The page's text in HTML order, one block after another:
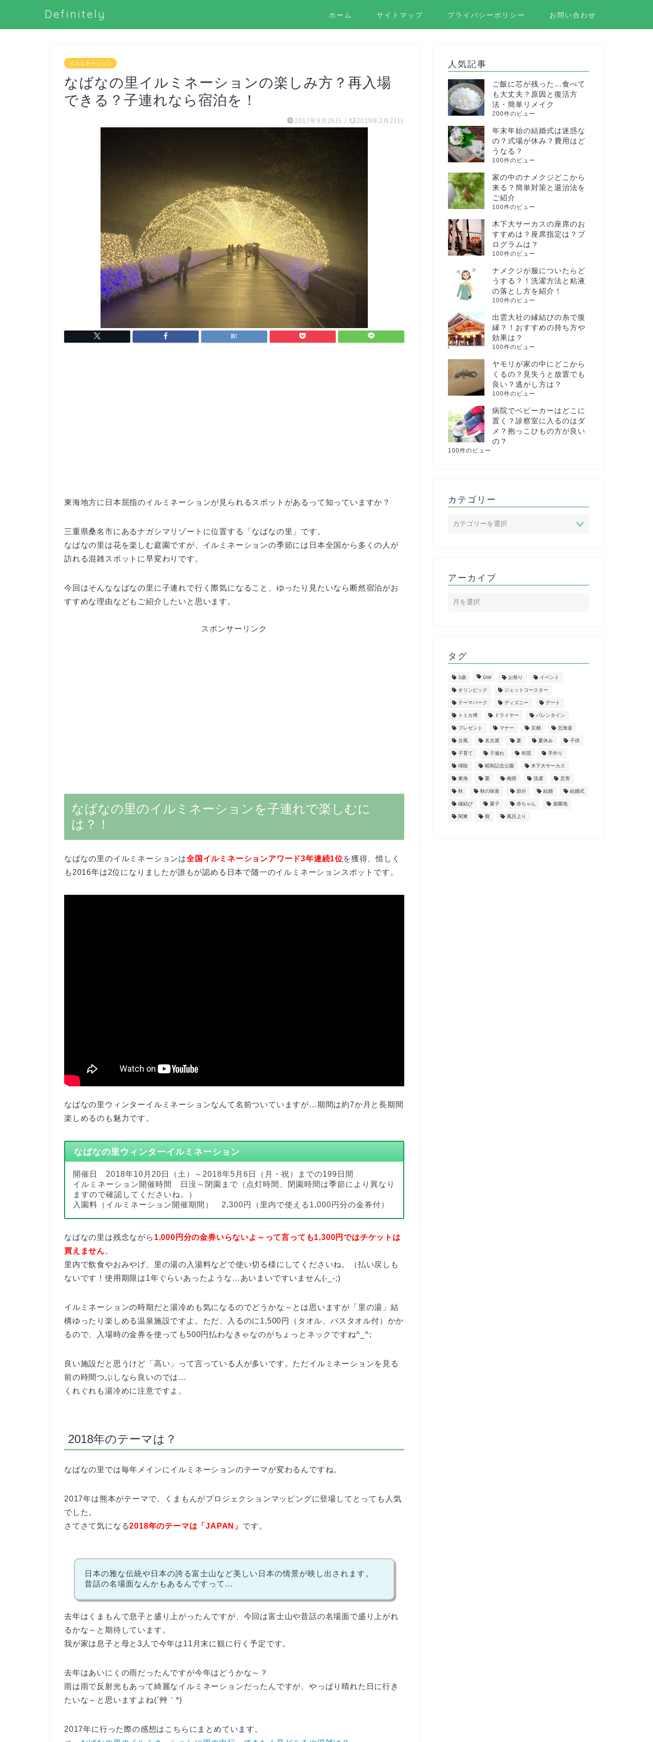
Definitely ホーム サイトマップ プライバシーポリシー お問い合わせ
イルミネーション
なばなの里イルミネーションの楽しみ方？再入場
できる？子連れなら宿泊を！
2017年9月26日 / 2019年2月21日
東海地方に日本屈指のイルミネーションが見られるスポットがあるって知っていますか？
三重県桑名市にあるナガシマリゾートに位置する「なばなの里」です。
なばなの里は花を楽しむ庭園ですが、イルミネーションの季節には日本全国から多くの人が
訪れる混雑スポットに早変わりです。
今回はそんななばなの里に子連れで行く際気になること、ゆったり見たいなら断然宿泊がお
すすめな理由などもご紹介したいと思います。
スポンサーリンク
なばなの里のイルミネーションを子連れで楽しむに
は？！
なばなの里のイルミネーションは全国イルミネーションアワード3年連続1位を獲得、惜しく
も2016年は2位になりましたが誰もが認める日本で随一のイルミネーションスポットです。
なばなの里ウィンターイルミネーションなんて名前ついていますが…期間は約7か月と長期間
楽しめるのも魅力です。
なばなの里ウィンターイルミネーション
開催日 2018年10月20日（土）～2018年5月6日（月・祝）までの199日間
イルミネーション開催時間 日没～閉園まで（点灯時間、閉園時間は季節により異なり
ますので確認してくださいね。）
入園料（イルミネーション開催期間） 2,300円（里内で使える1,000円分の金券付）
なばなの里は残念ながら 1,000円分の金券いらないよ～って言っても1,300円ではチケットは
買えません。
里内で飲食やおみやげ、里の湯の入湯料などで使い切る様にしてくださいね。（払い戻しも
ないです！使用期限は1年ぐらいあったような…あいまいですいません(-_-;)
イルミネーションの時期だと湯冷めも気になるのでどうかな～とは思いますが「里の湯」結
構ゆったり楽しめる温泉施設ですよ。ただ、入るのに1,500円（タオル、バスタオル付）かか
るので、入場時の金券を使っても500円払わなきゃなのがちょっとネックですね^_^;
良い施設だと思うけど「高い」って言っている人が多いです。ただイルミネーションを見る
前の時間つぶしなら良いのでは…
くれぐれも湯冷めに注意ですよ。
2018年のテーマは？
なばなの里では毎年メインにイルミネーションのテーマが変わるんですね。
2017年は熊本がテーマで、くまもんがプロジェクションマッピングに登場してとっても人気
でした。
さてさて気になる2018年のテーマは「JAPAN」 です。
日本の雅な伝統や日本の誇る富士山など美しい日本の情景が映し出されます。
昔話の名場面なんかもあるんですって…
去年はくまもんで息子と盛り上がったんですが、今回は富士山や昔話の名場面で盛り上がれ
るかな～と期待しています。
我が家は息子と母と3人で今年は11月末に観に行く予定です。
去年はあいにくの雨だったんですが今年はどうかな～？
雨は雨で反射光もあって綺麗なイルミネーションだったんですが、やっぱり晴れた日に行き
たいな～と思いますよね(´艸｀*)
2017年に行った際の感想はこちらにまとめています。
人気記事
ご飯に芯が残った…食べて
も大丈夫？原因と復活方
法・簡単リメイク
200件のビュー
年末年始の結婚式は迷惑な
の？式場が休み？費用はど
うなる？
100件のビュー
家の中のナメクジどこから
来る？簡単対策と退治法を
ご紹介
100件のビュー
木下大サーカスの座席のお
すすめは？座席指定は？プ
ログラムは？
100件のビュー
ナメクジが服についたらど
うする？！洗濯方法と粘液
の落とし方を紹介！
100件のビュー
出雲大社の縁結びの糸で復
縁？！おすすめの持ち方や
効果は？
100件のビュー
ヤモリが家の中にどこから
くるの？見失うと放置でも
良い？逃がし方は？
100件のビュー
病院でベビーカーはどこに
置く？診察室に入るのはダ
メ？抱っこひもの方が良い
の？
100件のビュー
カテゴリー
アーカイブ
タグ
3歳 GW お祭り イベント
オリンピック ジェットコースター
テーマパーク ディズニー デート
トミカ博 ドライヤー バレンタイン
プレゼント マナー 京都 北海道
台風 名古屋 夏 夏休み 子供
子育て 子連れ 布団 手作り
掃除 昭和記念公園 木下大サーカス
東海 栗 梅雨 洗濯 災害
秋 秋の味覚 節分 結婚 結婚式
縁結び 菓子 赤ちゃん 遊園地
関東 雨 風呂上り